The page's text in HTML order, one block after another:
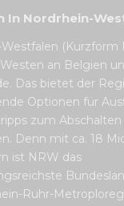
In Nordrhein-
(Kurzform
an Belgien
Das bietet der
Optionen für
zum Abschalten
Denn mit ca. 18
ist NRW das
Ruhr-